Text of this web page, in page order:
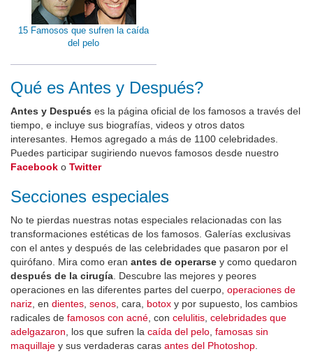
15 Famosos que sufren la caída
del pelo
Qué es Antes y Después?
Antes y Después es la página oficial de los famosos a través del
tiempo, e incluye sus biografías, videos y otros datos
interesantes. Hemos agregado a más de 1100 celebridades.
Puedes participar sugiriendo nuevos famosos desde nuestro
Facebook o Twitter
Secciones especiales
No te pierdas nuestras notas especiales relacionadas con las
transformaciones estéticas de los famosos. Galerías exclusivas
con el antes y después de las celebridades que pasaron por el
quirófano. Mira como eran antes de operarse y como quedaron
después de la cirugía . Descubre las mejores y peores
operaciones en las diferentes partes del cuerpo, operaciones de
nariz , en dientes senos , cara, botox y por supuesto, los cambios
radicales de famosos con acné , con celulitis celebridades que
adelgazaron , los que sufren la caída del pelo famosas sin
maquillaje y sus verdaderas caras antes del Photoshop